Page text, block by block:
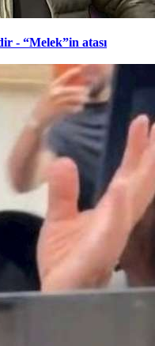
- “Melek”in atası